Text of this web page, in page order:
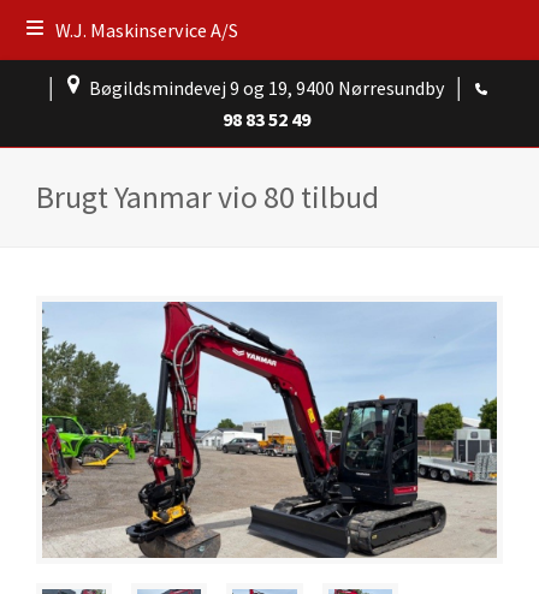
W.J. Maskinservice A/S
Bøgildsmindevej 9 og 19, 9400 Nørresundby
98 83 52 49
Brugt Yanmar vio 80 tilbud